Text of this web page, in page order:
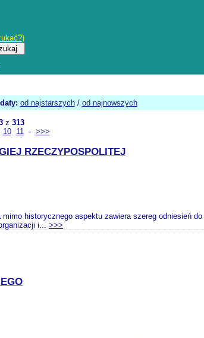
)
daty: od najstarszych/ od najnowszych
z 313
10 11- >>>
RZECZYPOSPOLITEJ
historycznego aspektu zawiera szereg odniesień
i... >>>